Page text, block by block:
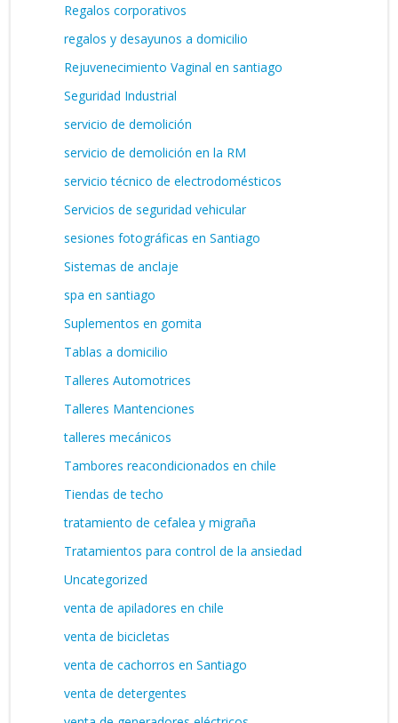
Regalos corporativos
regalos y desayunos a domicilio
Rejuvenecimiento Vaginal en santiago
Seguridad Industrial
servicio de demolición
servicio de demolición en la RM
servicio técnico de electrodomésticos
Servicios de seguridad vehicular
sesiones fotográficas en Santiago
Sistemas de anclaje
spa en santiago
Suplementos en gomita
Tablas a domicilio
Talleres Automotrices
Talleres Mantenciones
talleres mecánicos
Tambores reacondicionados en chile
Tiendas de techo
tratamiento de cefalea y migraña
Tratamientos para control de la ansiedad
Uncategorized
venta de apiladores en chile
venta de bicicletas
venta de cachorros en Santiago
venta de detergentes